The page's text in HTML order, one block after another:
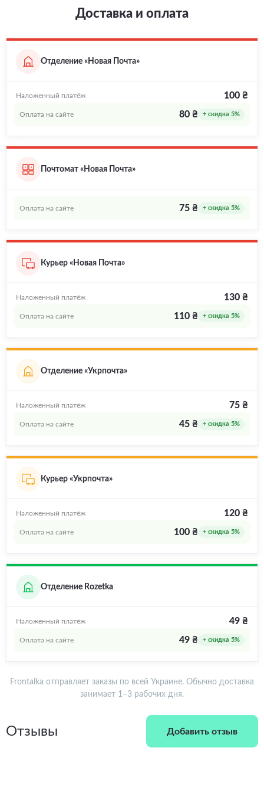
Доставка и оплата
Отделение «Новая Почта»
Наложенный платёж 100 ₴
Оплата на сайте 80 ₴ + скидка 5%
Почтомат «Новая Почта»
Оплата на сайте 75 ₴ + скидка 5%
Курьер «Новая Почта»
Наложенный платёж 130 ₴
Оплата на сайте 110 ₴ + скидка 5%
Отделение «Укрпочта»
Наложенный платёж 75 ₴
Оплата на сайте 45 ₴ + скидка 5%
Курьер «Укрпочта»
Наложенный платёж 120 ₴
Оплата на сайте 100 ₴ + скидка 5%
Отделение Rozetka
Наложенный платёж 49 ₴
Оплата на сайте 49 ₴ + скидка 5%
Frontalka отправляет заказы по всей Украине. Обычно доставка
занимает 1–3 рабочих дня.
Отзывы Добавить отзыв